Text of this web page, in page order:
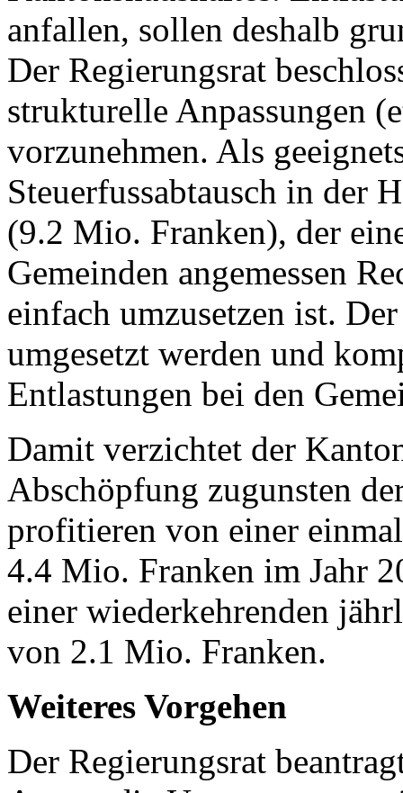
anfallen, sollen deshalb
Der Regierungsrat
strukturelle Anpassungen
vorzunehmen. Als
Steuerfussabtausch in der
(9.2 Mio. Franken), der
Gemeinden angemessen
einfach umzusetzen ist.
umgesetzt werden und
Entlastungen bei den
Damit verzichtet der
Abschöpfung zugunsten
profitieren von einer
4.4 Mio. Franken im Jahr
einer wiederkehrenden
von 2.1 Mio. Franken.
Weiteres Vorgehen
Der Regierungsrat